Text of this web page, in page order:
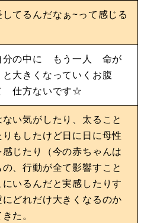
てるんだなぁ~って感じる
分の中に もう一人 命が
大きくなっていくお腹
仕方ないです☆
い気がしたり、太ること
もしたけど日に日に母性
じたり（今の赤ちゃんは
、行動が全て影響すこと
いるんだと実感したりす
どれだけ大きくなるのか
た。